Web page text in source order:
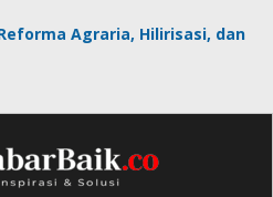
Agraria, Hilirisasi, dan